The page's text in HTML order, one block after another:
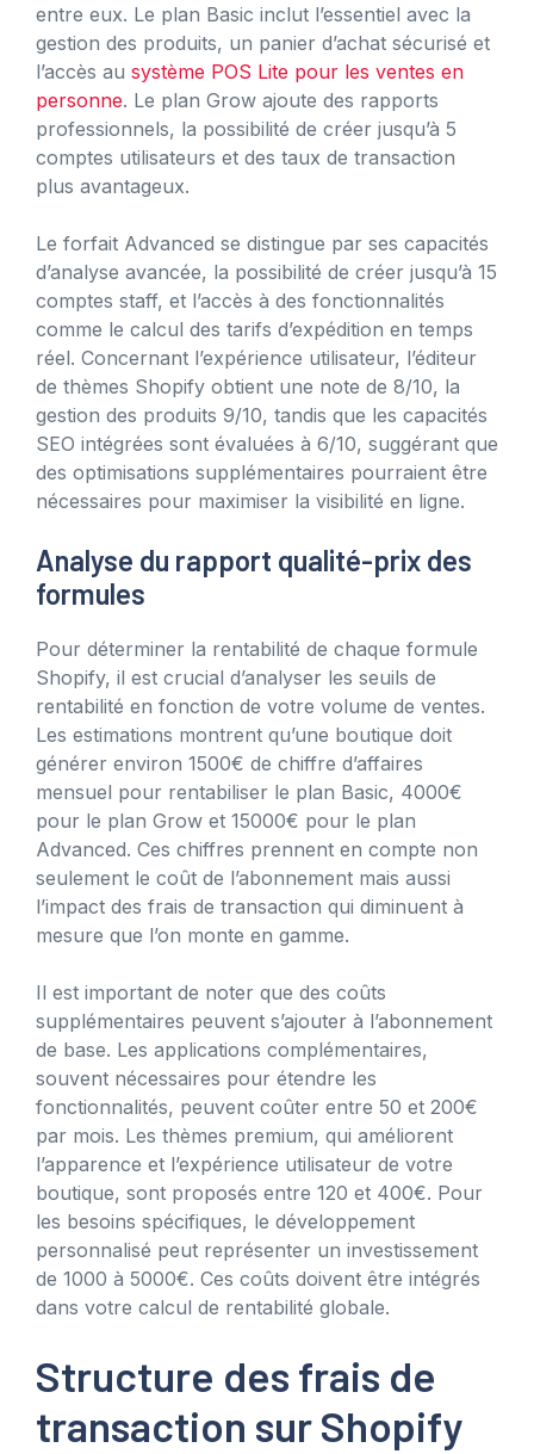
entre eux. Le plan Basic inclut l’essentiel avec la
gestion des produits, un panier d’achat sécurisé et
l’accès au système POS Lite pour les ventes en
personne. Le plan Grow ajoute des rapports
professionnels, la possibilité de créer jusqu’à 5
comptes utilisateurs et des taux de transaction
plus avantageux.
Le forfait Advanced se distingue par ses capacités
d’analyse avancée, la possibilité de créer jusqu’à 15
comptes staff, et l’accès à des fonctionnalités
comme le calcul des tarifs d’expédition en temps
réel. Concernant l’expérience utilisateur, l’éditeur
de thèmes Shopify obtient une note de 8/10, la
gestion des produits 9/10, tandis que les capacités
SEO intégrées sont évaluées à 6/10, suggérant que
des optimisations supplémentaires pourraient être
nécessaires pour maximiser la visibilité en ligne.
Analyse du rapport qualité-prix des
formules
Pour déterminer la rentabilité de chaque formule
Shopify, il est crucial d’analyser les seuils de
rentabilité en fonction de votre volume de ventes.
Les estimations montrent qu’une boutique doit
générer environ 1500€ de chiffre d’affaires
mensuel pour rentabiliser le plan Basic, 4000€
pour le plan Grow et 15000€ pour le plan
Advanced. Ces chiffres prennent en compte non
seulement le coût de l’abonnement mais aussi
l’impact des frais de transaction qui diminuent à
mesure que l’on monte en gamme.
Il est important de noter que des coûts
supplémentaires peuvent s’ajouter à l’abonnement
de base. Les applications complémentaires,
souvent nécessaires pour étendre les
fonctionnalités, peuvent coûter entre 50 et 200€
par mois. Les thèmes premium, qui améliorent
l’apparence et l’expérience utilisateur de votre
boutique, sont proposés entre 120 et 400€. Pour
les besoins spécifiques, le développement
personnalisé peut représenter un investissement
de 1000 à 5000€. Ces coûts doivent être intégrés
dans votre calcul de rentabilité globale.
Structure des frais de
transaction sur Shopify